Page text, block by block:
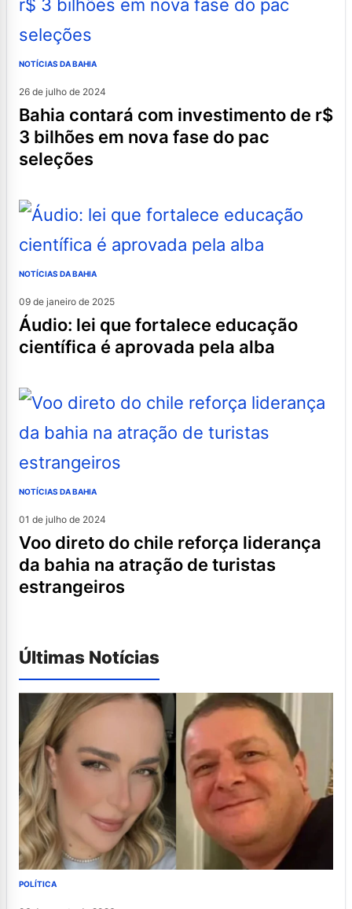
NOTÍCIAS DA BAHIA
26 de julho de 2024
bahia contará com investimento de r$
3 bilhões em nova fase do pac
seleções
NOTÍCIAS DA BAHIA
09 de janeiro de 2025
áudio: lei que fortalece educação
científica é aprovada pela alba
NOTÍCIAS DA BAHIA
01 de julho de 2024
voo direto do chile reforça liderança
da bahia na atração de turistas
estrangeiros
Últimas Notícias
POLÍTICA